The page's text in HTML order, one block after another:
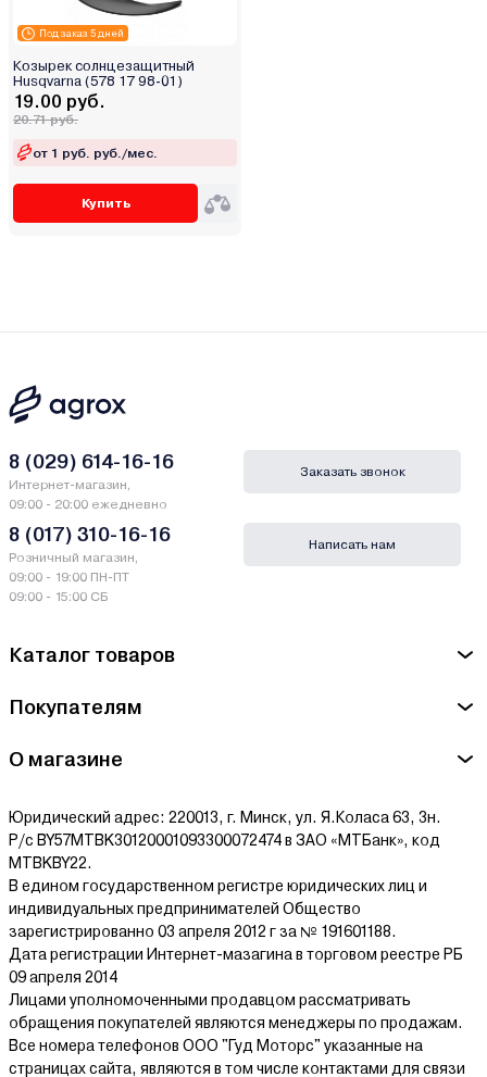
Под заказ 5 дней
Козырек солнцезащитный
Husqvarna (578 17 98-01)
19.00 руб.
20.71 руб.
от 1 руб. руб./мес.
Купить
Каталог товаров
Покупателям
О магазине
Юридический адрес: 220013, г. Минск, ул. Я.Коласа 63, 3н.
Р/с BY57MTBK30120001093300072474 в ЗАО «МТБанк», код
MTBKBY22.
В едином государственном регистре юридических лиц и
индивидуальных предпринимателей Общество
зарегистрированно 03 апреля 2012 г за № 191601188.
Дата регистрации Интернет-мазагина в торговом реестре РБ
09 апреля 2014
Лицами уполномоченными продавцом рассматривать
обращения покупателей являются менеджеры по продажам.
Все номера телефонов ООО "Гуд Моторс" указанные на
страницах сайта, являются в том числе контактами для связи
8 (029) 614-16-16
Интернет-магазин,
09:00 - 20:00 ежедневно
8 (017) 310-16-16
Розничный магазин,
09:00 - 19:00 ПН-ПТ
09:00 - 15:00 СБ
Заказать звонок
Написать нам